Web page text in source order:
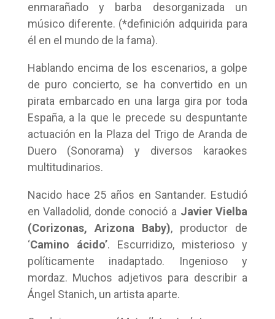
enmarañado y barba desorganizada un
músico diferente. (*definición adquirida para
él en el mundo de la fama).
Hablando encima de los escenarios, a golpe
de puro concierto, se ha convertido en un
pirata embarcado en una larga gira por toda
España, a la que le precede su despuntante
actuación en la Plaza del Trigo de Aranda de
Duero (Sonorama) y diversos karaokes
multitudinarios.
Nacido hace 25 años en Santander. Estudió
en Valladolid, donde conoció a Javier Vielba
(Corizonas, Arizona Baby), productor de
‘Camino ácido’. Escurridizo, misterioso y
políticamente inadaptado. Ingenioso y
mordaz. Muchos adjetivos para describir a
Ángel Stanich, un artista aparte.